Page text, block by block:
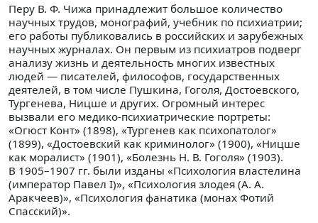
Перу В. Ф. Чижа принадлежит большое количество
научных трудов, монографий, учебник по психиатрии;
его работы публиковались в российских и зарубежных
научных журналах. Он первым из психиатров подверг
анализу жизнь и деятельность многих известных
людей — писателей, философов, государственных
деятелей, в том числе Пушкина, Гоголя, Достоевского,
Тургенева, Ницше и других. Огромный интерес
вызвали его медико-психиатрические портреты:
«Огюст Конт» (1898), «Тургенев как психопатолог»
(1899), «Достоевский как криминолог» (1900), «Ницше
как моралист» (1901), «Болезнь Н. В. Гоголя» (1903).
В 1905–1907 гг. были изданы «Психология властелина
(император Павел I)», «Психология злодея (А. А.
Аракчеев)», «Психология фанатика (монах Фотий
Спасский)».